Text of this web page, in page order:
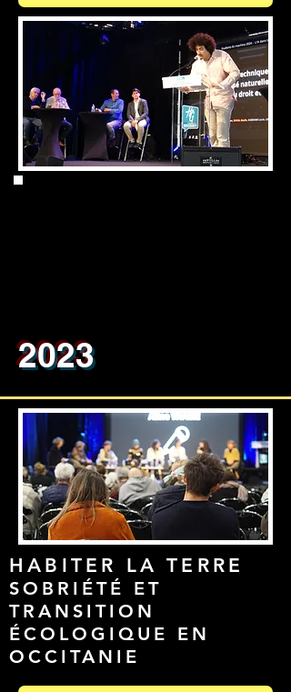
2023
HABITER LA TERRE
SOBRIÉTÉ ET
TRANSITION
ÉCOLOGIQUE EN
OCCITANIE